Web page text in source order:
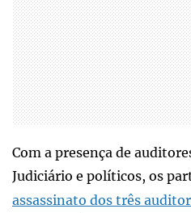
Com a presença de
Judiciário e políticos, os
assassinato dos três